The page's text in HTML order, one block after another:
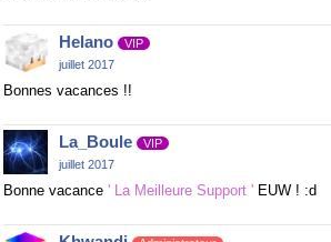
Helano
VIP
juillet 2017
Bonnes vacances !!
La_Boule
VIP
juillet 2017
Bonne vacance ' La Meilleure Support ' EUW ! :d